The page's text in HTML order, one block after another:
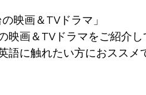
映画＆TVドラマ」
映画＆TVドラマをご紹介
に触れたい方におススメ